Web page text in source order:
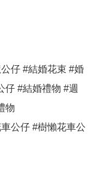
仔 #結婚花束 #婚
仔 #結婚禮物 #週
物
公仔 #樹懶花車公